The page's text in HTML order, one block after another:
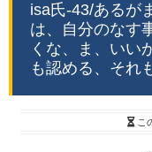
isa氏-43/あるが
は、自分のなす
くな、ま、いい
も認める、それ
こ